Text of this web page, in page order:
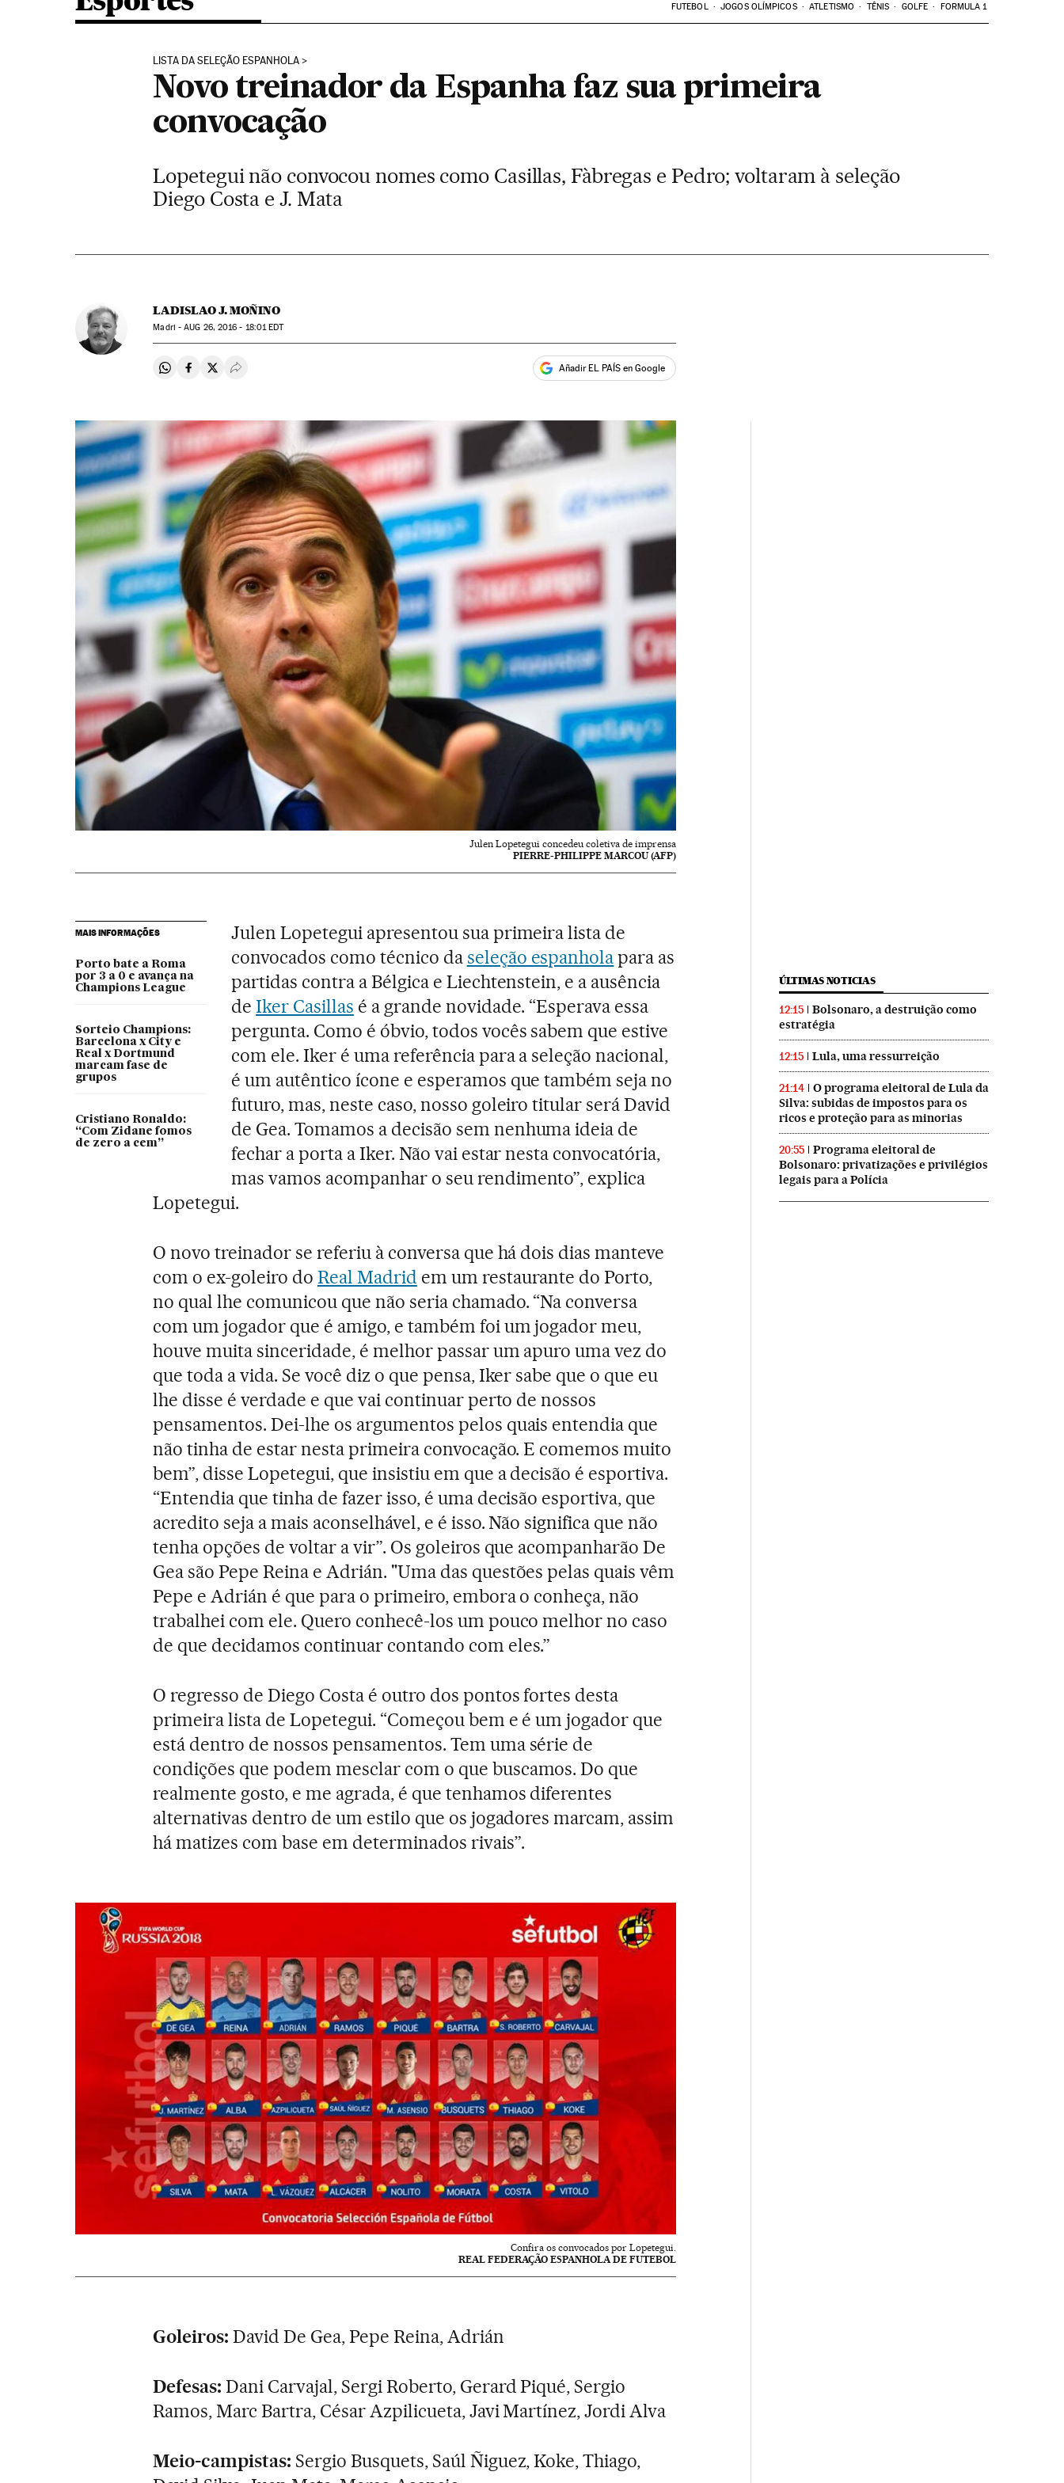
FUTEBOL JOGOS OLÍMPICOS ATLETISMO TÊNIS GOLFE FORMULA 1
LISTA DA SELEÇÃO ESPANHOLA
Novo treinador da Espanha faz sua primeira
convocação
Lopetegui não convocou nomes como Casillas, Fàbregas e Pedro; voltaram à seleção
Diego Costa e J. Mata
LADISLAO J. MOÑINO
Madri -AUG 26, 2016 - 18:01EDT
Compartir en Whatsapp
Compartir en Facebook
Compartir en Twitter
Desplegar Redes Sociales Añadir EL PAÍS en Google
Julen Lopetegui concedeu coletiva de imprensa
PIERRE-PHILIPPE MARCOU (AFP)
MAIS INFORMAÇÕES
Porto bate a Roma
por 3 a 0 e avança na
Champions League
Sorteio Champions:
Barcelona x City e
Real x Dortmund
marcam fase de
grupos
Cristiano Ronaldo:
“Com Zidane fomos
de zero a cem”
Julen Lopetegui apresentou sua primeira lista de
convocados como técnico daseleção espanholapara as
partidas contra a Bélgica e Liechtenstein, e a ausência
deIker Casillas é a grande novidade. “Esperava essa
pergunta. Como é óbvio, todos vocês sabem que estive
com ele. Iker é uma referência para a seleção nacional,
é um autêntico ícone e esperamos que também seja no
futuro, mas, neste caso, nosso goleiro titular será David
de Gea. Tomamos a decisão sem nenhuma ideia de
fechar a porta a Iker. Não vai estar nesta convocatória,
mas vamos acompanhar o seu rendimento”, explica
Lopetegui.
O novo treinador se referiu à conversa que há dois dias manteve
com o ex-goleiro do Real Madrid em um restaurante do Porto,
no qual lhe comunicou que não seria chamado. “Na conversa
com um jogador que é amigo, e também foi um jogador meu,
houve muita sinceridade, é melhor passar um apuro uma vez do
que toda a vida. Se você diz o que pensa, Iker sabe que o que eu
lhe disse é verdade e que vai continuar perto de nossos
pensamentos. Dei-lhe os argumentos pelos quais entendia que
não tinha de estar nesta primeira convocação. E comemos muito
bem”, disse Lopetegui, que insistiu em que a decisão é esportiva.
“Entendia que tinha de fazer isso, é uma decisão esportiva, que
acredito seja a mais aconselhável, e é isso. Não significa que não
tenha opções de voltar a vir”. Os goleiros que acompanharão De
Gea são Pepe Reina e Adrián. "Uma das questões pelas quais vêm
Pepe e Adrián é que para o primeiro, embora o conheça, não
trabalhei com ele. Quero conhecê-los um pouco melhor no caso
de que decidamos continuar contando com eles.”
O regresso de Diego Costa é outro dos pontos fortes desta
primeira lista de Lopetegui. “Começou bem e é um jogador que
está dentro de nossos pensamentos. Tem uma série de
condições que podem mesclar com o que buscamos. Do que
realmente gosto, e me agrada, é que tenhamos diferentes
alternativas dentro de um estilo que os jogadores marcam, assim
há matizes com base em determinados rivais”.
Confira os convocados por Lopetegui.
REAL FEDERAÇÃO ESPANHOLA DE FUTEBOL
Goleiros: David De Gea, Pepe Reina, Adrián
Defesas: Dani Carvajal, Sergi Roberto, Gerard Piqué, Sergio
Ramos, Marc Bartra, César Azpilicueta, Javi Martínez, Jordi Alva
Meio-campistas: Sergio Busquets, Saúl Ñiguez, Koke, Thiago,
ÚLTIMAS NOTICIAS
12:15
Bolsonaro, a destruição como
estratégia
12:15 Lula, uma ressurreição
21:14
O programa eleitoral de Lula da
Silva: subidas de impostos para os
ricos e proteção para as minorias
20:55
Programa eleitoral de
Bolsonaro: privatizações e privilégios
legais para a Polícia